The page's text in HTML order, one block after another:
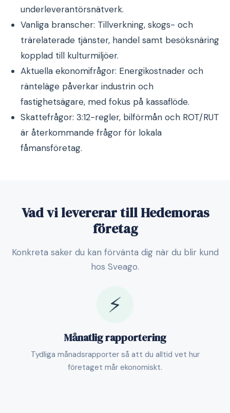
underleverantörsnätverk.
Vanliga branscher: Tillverkning, skogs- och
trärelaterade tjänster, handel samt besöksnäring
kopplad till kulturmiljöer.
Aktuella ekonomifrågor: Energikostnader och
ränteläge påverkar industrin och
fastighetsägare, med fokus på kassaflöde.
Skattefrågor: 3:12-regler, bilförmån och ROT/RUT
är återkommande frågor för lokala
fåmansföretag.
Vad vi levererar till Hedemoras
företag
Konkreta saker du kan förvänta dig när du blir kund
hos Sveago.
⚡
Månatlig rapportering
Tydliga månadsrapporter så att du alltid vet hur
företaget mår ekonomiskt.